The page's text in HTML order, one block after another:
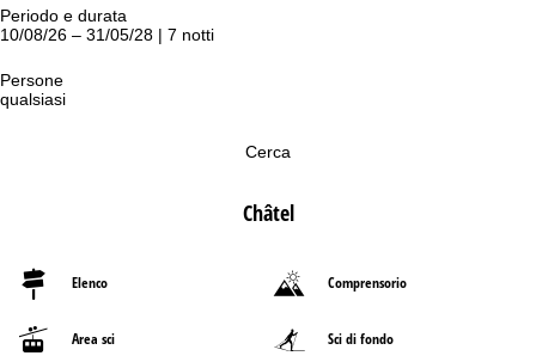
Periodo e durata
10/08/26 – 31/05/28 | 7 notti
Persone
qualsiasi
Cerca
Châtel
Elenco Comprensorio
Area sci Sci di fondo